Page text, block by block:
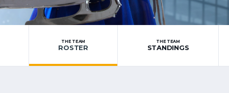
THE TEAM
ROSTER
THE TEAM
STANDINGS